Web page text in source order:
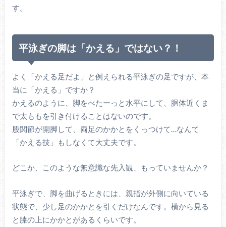
す。
平泳ぎの脚は「かえる」ではない？！
よく「かえる足だよ」と例えられる平泳ぎの足ですが、本
当に「かえる」ですか？
かえるのように、脚をべたーっと水平にして、胴体近くま
で太ももを引き付けることはないのです。
股関節が開脚して、両足のかかとをくっつけて…なんて
「かえる技」もしなくて大丈夫です。
どこか、このような無意識な先入観、もっていませんか？
平泳ぎで、脚を曲げるときには、親指が外側に向いている
状態で、少し足のかかとを引くだけなんです。横から見る
と膝の上にかかとがあるくらいです。